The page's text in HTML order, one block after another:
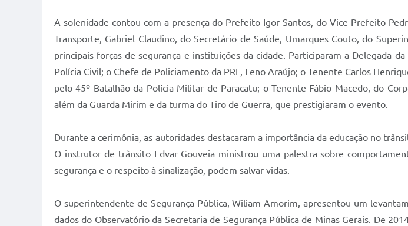
A solenidade contou com a presença do Prefeito Igor Santos, do Vice-Prefeito
Transporte, Gabriel Claudino, do Secretário de Saúde, Umarques Couto, do
principais forças de segurança e instituições da cidade. Participaram a Delegada
Polícia Civil; o Chefe de Policiamento da PRF, Leno Araújo; o Tenente Carlos
pelo 45º Batalhão da Polícia Militar de Paracatu; o Tenente Fábio Macedo, do
além da Guarda Mirim e da turma do Tiro de Guerra, que prestigiaram o evento.
Durante a cerimônia, as autoridades destacaram a importância da educação no
O instrutor de trânsito Edvar Gouveia ministrou uma palestra sobre
segurança e o respeito à sinalização, podem salvar vidas.
O superintendente de Segurança Pública, Wiliam Amorim, apresentou um
dados do Observatório da Secretaria de Segurança Pública de Minas Gerais. De